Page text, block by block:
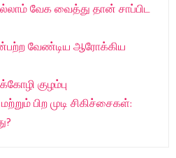
வேக வைத்து தான் சாப்பிட
வேண்டிய ஆரோக்கிய
குழம்பு
பிற முடி சிகிச்சைகள்: